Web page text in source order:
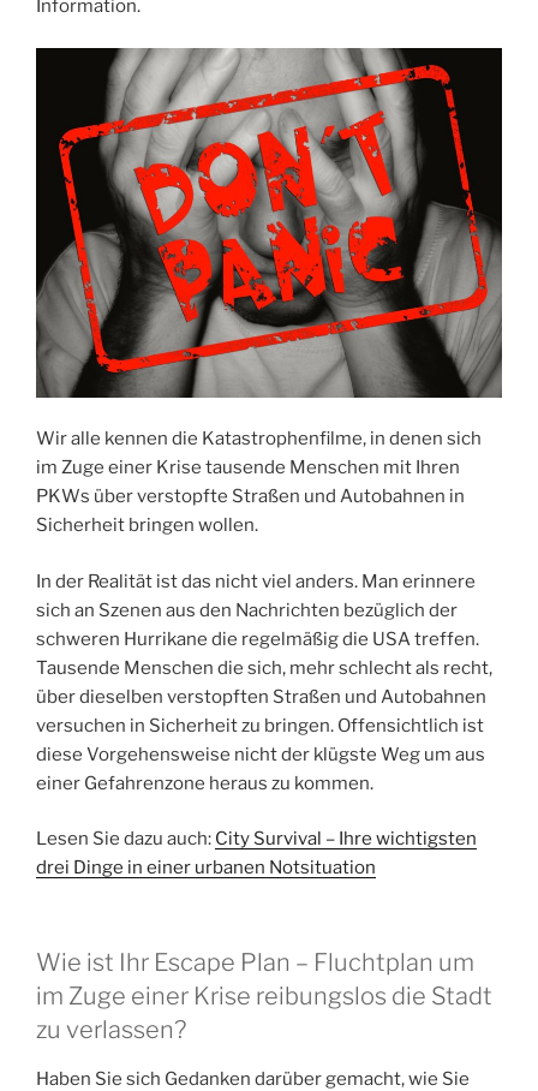
Information.
Wir alle kennen die Katastrophenfilme, in denen sich
im Zuge einer Krise tausende Menschen mit Ihren
PKWs über verstopfte Straßen und Autobahnen in
Sicherheit bringen wollen.
In der Realität ist das nicht viel anders. Man erinnere
sich an Szenen aus den Nachrichten bezüglich der
schweren Hurrikane die regelmäßig die USA treffen.
Tausende Menschen die sich, mehr schlecht als recht,
über dieselben verstopften Straßen und Autobahnen
versuchen in Sicherheit zu bringen. Offensichtlich ist
diese Vorgehensweise nicht der klügste Weg um aus
einer Gefahrenzone heraus zu kommen.
Lesen Sie dazu auch: City Survival – Ihre wichtigsten
drei Dinge in einer urbanen Notsituation
Wie ist Ihr Escape Plan – Fluchtplan um
im Zuge einer Krise reibungslos die Stadt
zu verlassen?
Haben Sie sich Gedanken darüber gemacht, wie Sie